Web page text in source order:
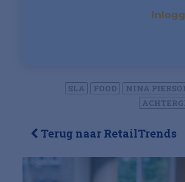
SLA FOOD NINA
Terug naar RetailTrends